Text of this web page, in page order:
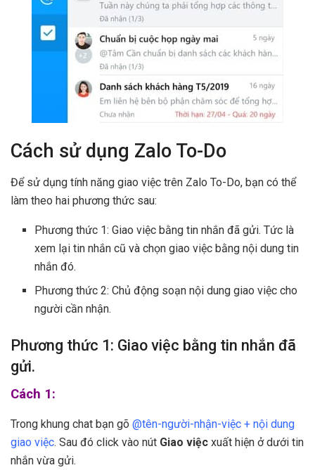
Cách sử dụng Zalo To-Do
Để sử dụng tính năng giao việc trên Zalo To-Do, bạn có thể
làm theo hai phương thức sau:
Phương thức 1: Giao việc bằng tin nhắn đã gửi. Tức là
xem lại tin nhắn cũ và chọn giao việc bằng nội dung tin
nhắn đó.
Phương thức 2: Chủ động soạn nội dung giao việc cho
người cần nhận.
Phương thức 1: Giao việc bằng tin nhắn đã
gửi.
Cách 1:
Trong khung chat bạn gõ @tên-người-nhận-việc + nội dung
giao việc. Sau đó click vào nút Giao việc xuất hiện ở dưới tin
nhắn vừa gửi.